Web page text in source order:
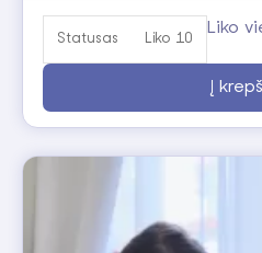
Statusas Liko 10
Liko
Į